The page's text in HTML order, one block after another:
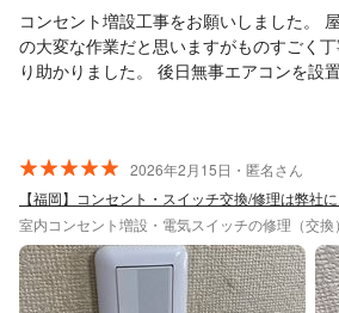
コンセント増設工事をお願いしました。 屋根裏から電線を通して
の大変な作業だと思いますがものすごく
り助かりました。 後日無事エアコンを設置できました。 ぜひ、ま
2026年2月15日・匿名さん
【福岡】コンセント・スイッチ交換/修理は弊社
室内コンセント増設・電気スイッチの修理（交換